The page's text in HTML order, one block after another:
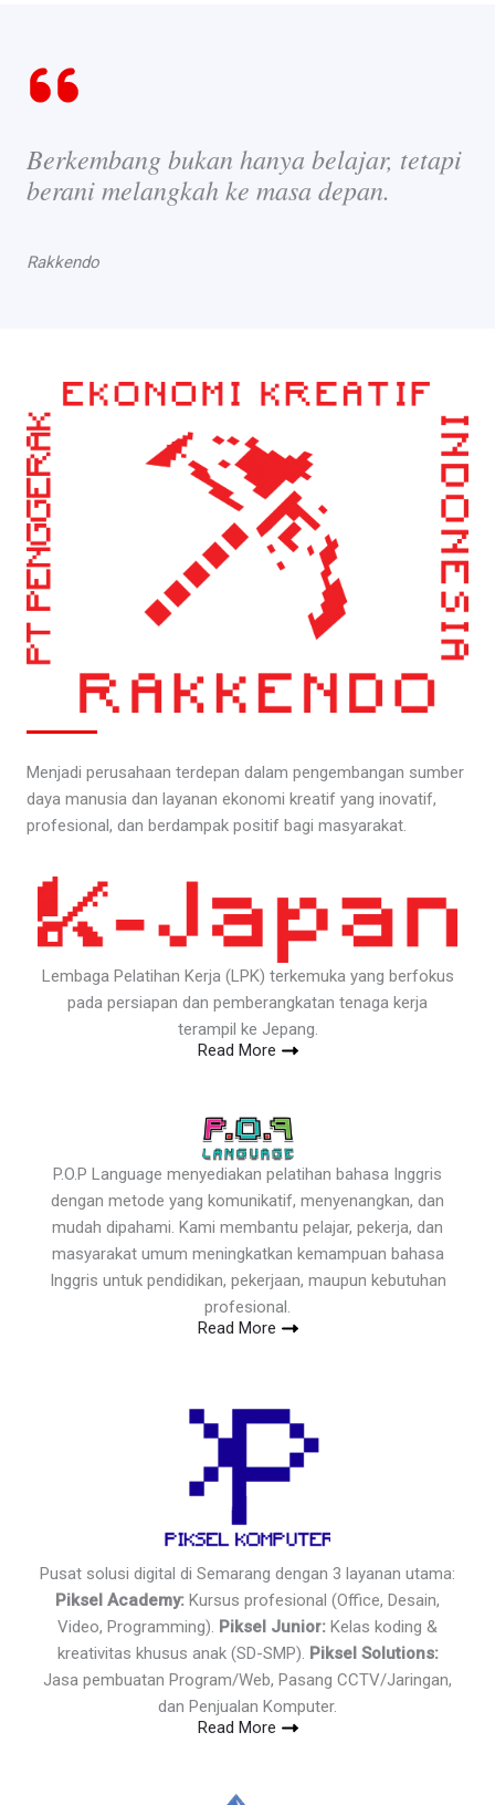
Berkembang bukan hanya belajar, tetapi
berani melangkah ke masa depan.
Rakkendo
Menjadi perusahaan terdepan dalam pengembangan sumber
daya manusia dan layanan ekonomi kreatif yang inovatif,
profesional, dan berdampak positif bagi masyarakat.
Lembaga Pelatihan Kerja (LPK) terkemuka yang berfokus
pada persiapan dan pemberangkatan tenaga kerja
terampil ke Jepang.
Read More
P.O.P Language menyediakan pelatihan bahasa Inggris
dengan metode yang komunikatif, menyenangkan, dan
mudah dipahami. Kami membantu pelajar, pekerja, dan
masyarakat umum meningkatkan kemampuan bahasa
Inggris untuk pendidikan, pekerjaan, maupun kebutuhan
profesional.
Read More
Pusat solusi digital di Semarang dengan 3 layanan utama:
Piksel Academy: Kursus profesional (Office, Desain,
Video, Programming). Piksel Junior: Kelas koding &
kreativitas khusus anak (SD-SMP). Piksel Solutions:
Jasa pembuatan Program/Web, Pasang CCTV/Jaringan,
dan Penjualan Komputer.
Read More